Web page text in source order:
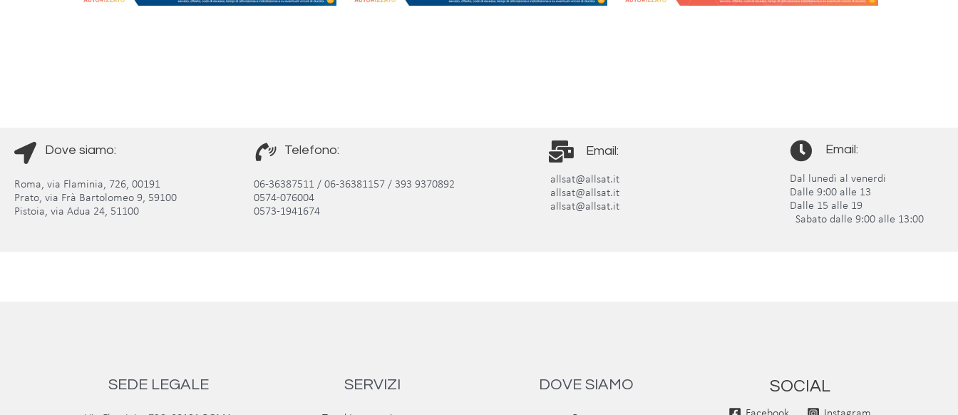
Dove siamo:
Roma, via Flaminia, 726, 00191
Prato, via Frà Bartolomeo 9, 59100
Pistoia, via Adua 24, 51100
Telefono:
06-36387511 / 06-36381157 / 393 9370892
0574-076004
0573-1941674
Email:
allsat@allsat.it
allsat@allsat.it
allsat@allsat.it
Email:
Dal lunedì al venerdi
Dalle 9:00 alle 13
Dalle 15 alle 19
Sabato dalle 9:00 alle 13:00
SEDE LEGALE SERVIZI DOVE SIAMO SOCIAL